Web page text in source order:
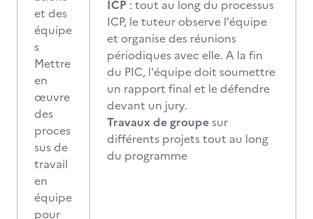
et des
équipe
s
Mettre
en
œuvre
des
proces
sus de
travail
en
équipe
pour
ICP : tout au long du processus
ICP, le tuteur observe l'équipe
et organise des réunions
périodiques avec elle. A la fin
du PIC, l'équipe doit soumettre
un rapport final et le défendre
devant un jury.
Travaux de groupe sur
différents projets tout au long
du programme